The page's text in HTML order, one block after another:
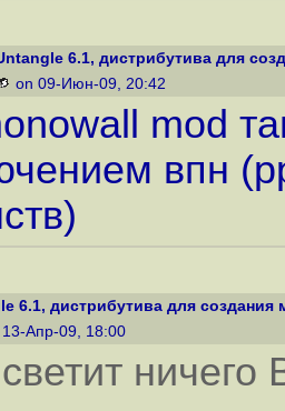
6.1, дистрибутива для
on 09-Июн-09, 20:42
mod
впн
6.1, дистрибутива для создания
Апр-09, 18:00
ничего